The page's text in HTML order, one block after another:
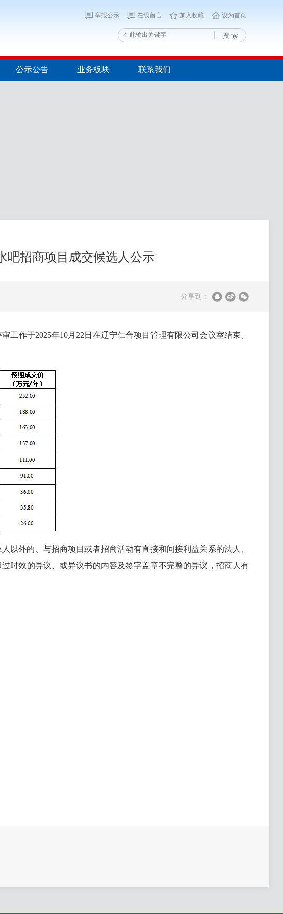
举报公示 在线留言 加入收藏 设为首页
搜 索
公示公告 业务板块 联系我们
吧招商项目成交候选人公示
分享到：
作于2025年10月22日在辽宁仁合项目管理有限公司会议室结束。
外的、与招商项目或者招商活动有直接和间接利益关系的法人、
时效的异议、或异议书的内容及签字盖章不完整的异议，招商人有